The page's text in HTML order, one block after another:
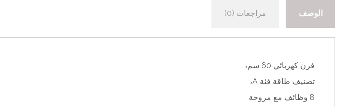
الوصف مراجعات (0)
فرن كهربائي 60 سم،
تصنيف طاقة فئة A،
8 وظائف مع مروحة